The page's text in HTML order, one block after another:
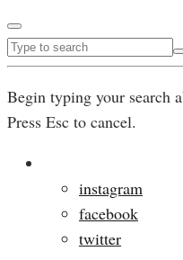
Begin typing your search
Press Esc to cancel.
instagram
facebook
twitter